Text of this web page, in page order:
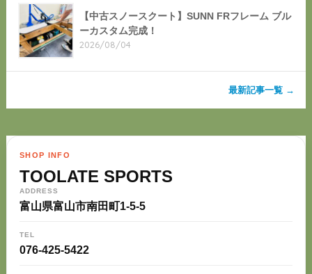
【中古スノースクート】SUNN FRフレーム ブル
ーカスタム完成！
2026/08/04
最新記事一覧 →
SHOP INFO
TOOLATE SPORTS
ADDRESS
富山県富山市南田町1-5-5
TEL
076-425-5422